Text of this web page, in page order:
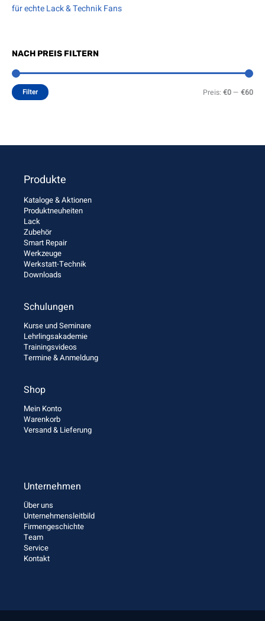
für echte Lack & Technik Fans
NACH PREIS FILTERN
Filter Preis: €0— €60
Produkte
Kataloge & Aktionen
Produktneuheiten
Lack
Zubehör
Smart Repair
Werkzeuge
Werkstatt-Technik
Downloads
Schulungen
Kurse und Seminare
Lehrlingsakademie
Trainingsvideos
Termine & Anmeldung
Shop
Mein Konto
Warenkorb
Versand & Lieferung
Unternehmen
Über uns
Unternehmensleitbild
Firmengeschichte
Team
Service
Kontakt